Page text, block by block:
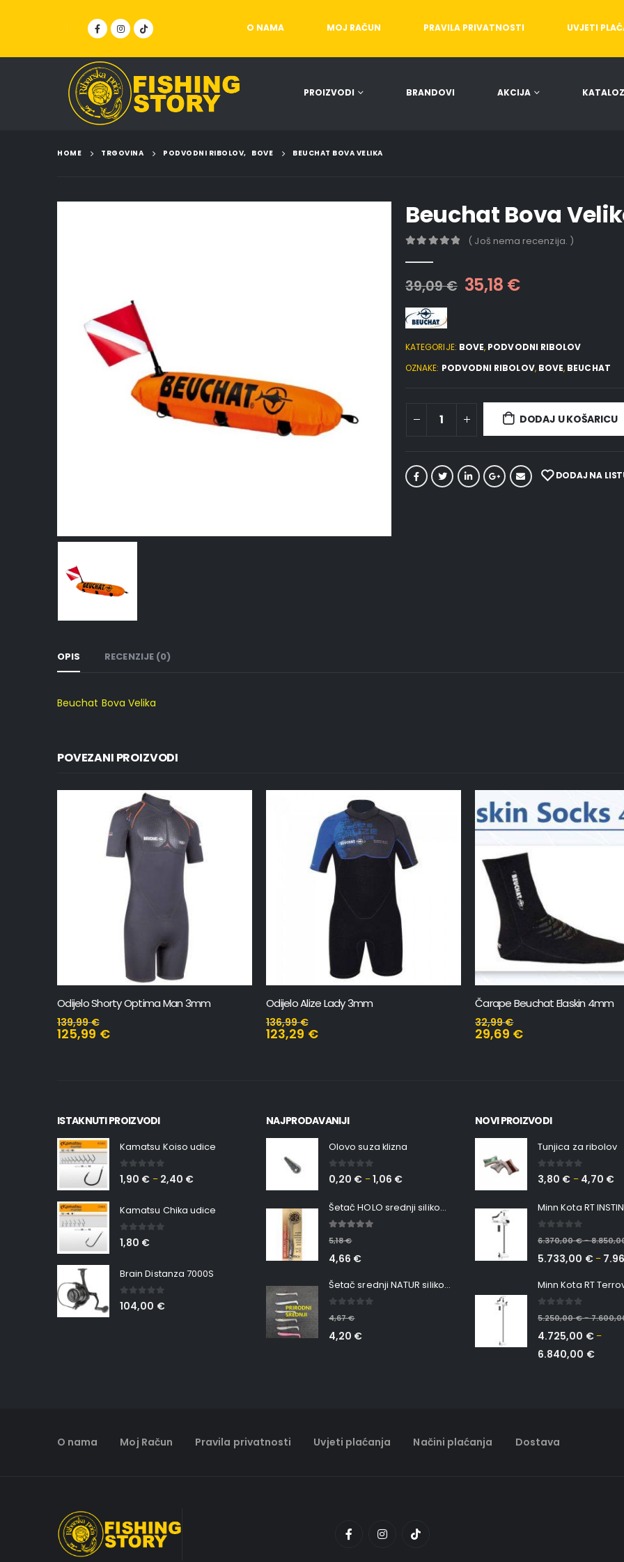
O NAMA MOJ RAČUN PRAVILA PRIVATNOSTI UVJETI
PROIZVODI BRANDOVI AKCIJA
HOME TRGOVINA PODVODNI RIBOLOV, BOVE BEUCHAT BOVA VELIKA
Beuchat Bova
( Još nema recenzija. )
39,09€ 35,18 €
KATEGORIJE: BOVE, PODVODNI RIBOLOV
OZNAKE: PODVODNI RIBOLOV, BOVE, BEUCHAT
DODAJ U KOŠARICU
DODAJ NA
OPIS RECENZIJE (0)
Beuchat Bova Velika
POVEZANI PROIZVODI
Odijelo Alize Lady 3mm
136,99€
123,29 €
Čarape Beuchat Elaskin 4mm
32,99€
29,69 €
Best Divers Aldebaran
462,83€
ISTAKNUTI PROIZVODI
Kamatsu Koiso udice
0 out of 5
1,90 € – 2,40 €
Kamatsu Chika udice
0 out of 5
1,80 €
Brain Distanza 7000S
0out of 5
104,00 €
NAJPRODAVANIJI
Olovo suza klizna
0 out of 5
0,20 € –1,06 €
Šetač HOLO srednji silikonska Ribica Belgrade Walker
5,18€
4,66 €
Šetač srednji NATUR silikonska ribica Belgrade Walker
4,67€
4,20 €
NOVI PROIZVODI
Tunjica za ribolov
0 out of 5
3,80 € – 4,70 €
6.370,00€–
5.733,00 €–
5.250,00€–
4.725,00 €–
6.840,00 €
O nama Moj Račun Pravila privatnosti Uvjeti plaćanja Načini plaćanja Dostava